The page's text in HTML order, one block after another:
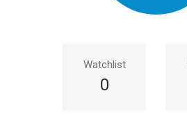
Watchlist
0